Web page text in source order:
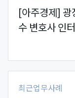
[아주경제] 광
수 변호사 인
최근업무사례